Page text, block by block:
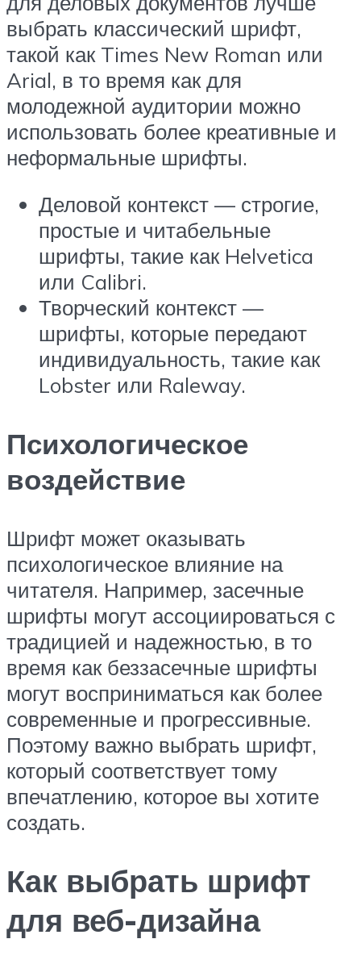
выбрать классический шрифт,
такой как Times New Roman или
Arial, в то время как для
молодежной аудитории можно
использовать более креативные и
неформальные шрифты.
Деловой контекст — строгие,
простые и читабельные
шрифты, такие как Helvetica
или Calibri.
Творческий контекст —
шрифты, которые передают
индивидуальность, такие как
Lobster или Raleway.
Психологическое
воздействие
Шрифт может оказывать
психологическое влияние на
читателя. Например, засечные
шрифты могут ассоциироваться с
традицией и надежностью, в то
время как беззасечные шрифты
могут восприниматься как более
современные и прогрессивные.
Поэтому важно выбрать шрифт,
который соответствует тому
впечатлению, которое вы хотите
создать.
Как выбрать шрифт
для веб-дизайна